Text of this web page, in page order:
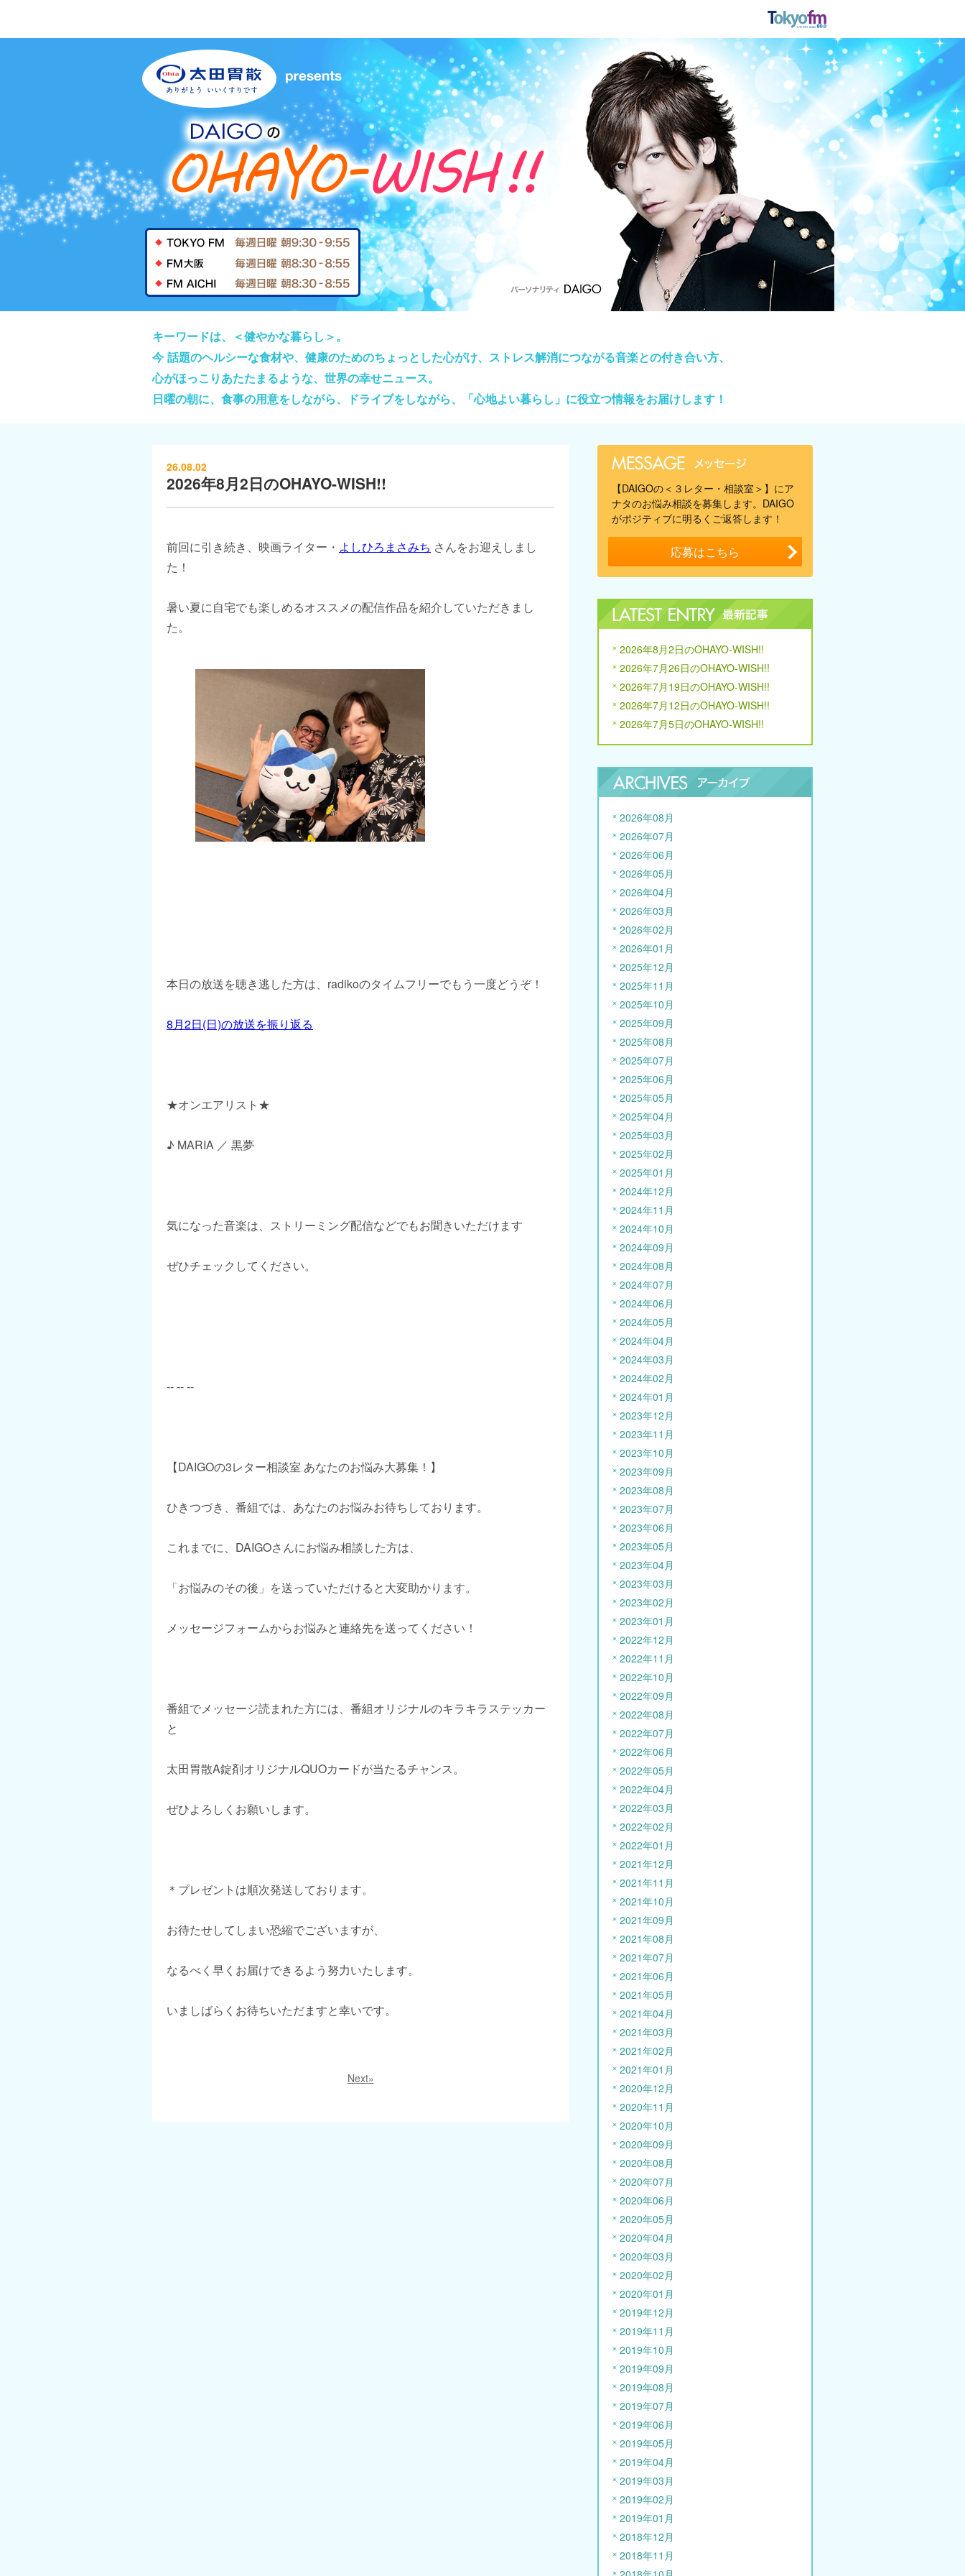
キーワードは、＜健やかな暮らし＞。
今 話題のヘルシーな食材や、健康のためのちょっとした心がけ、ストレス解消につながる音楽との付き合い方、
心がほっこりあたたまるような、世界の幸せニュース。
日曜の朝に、食事の用意をしながら、ドライブをしながら、「心地よい暮らし」に役立つ情報をお届けします！
26.08.02
2026年8月2日のOHAYO-WISH!!
前回に引き続き、映画ライター・ よしひろまさみち さんをお迎えしまし
た！
暑い夏に自宅でも楽しめるオススメの配信作品を紹介していただきまし
た。
本日の放送を聴き逃した方は、radikoのタイムフリーでもう一度どうぞ！
8月2日(日)の放送を振り返る
★オンエアリスト★
♪ MARIA ／ 黒夢
気になった音楽は、ストリーミング配信などでもお聞きいただけます
ぜひチェックしてください。
-- -- --
【DAIGOの3レター相談室 あなたのお悩み大募集！】
ひきつづき、番組では、あなたのお悩みお待ちしております。
これまでに、DAIGOさんにお悩み相談した方は、
「お悩みのその後」を送っていただけると大変助かります。
メッセージフォームからお悩みと連絡先を送ってください！
番組でメッセージ読まれた方には、番組オリジナルのキラキラステッカー
と
太田胃散A錠剤オリジナルQUOカードが当たるチャンス。
ぜひよろしくお願いします。
＊プレゼントは順次発送しております。
お待たせしてしまい恐縮でございますが、
なるべく早くお届けできるよう努力いたします。
いましばらくお待ちいただますと幸いです。
Next»
【DAIGOの＜３レター・相談室＞】にア
ナタのお悩み相談を募集します。DAIGO
がポジティブに明るくご返答します！
応募はこちら
2026年8月2日のOHAYO-WISH!!
2026年7月26日のOHAYO-WISH!!
2026年7月19日のOHAYO-WISH!!
2026年7月12日のOHAYO-WISH!!
2026年7月5日のOHAYO-WISH!!
2026年08月
2026年07月
2026年06月
2026年05月
2026年04月
2026年03月
2026年02月
2026年01月
2025年12月
2025年11月
2025年10月
2025年09月
2025年08月
2025年07月
2025年06月
2025年05月
2025年04月
2025年03月
2025年02月
2025年01月
2024年12月
2024年11月
2024年10月
2024年09月
2024年08月
2024年07月
2024年06月
2024年05月
2024年04月
2024年03月
2024年02月
2024年01月
2023年12月
2023年11月
2023年10月
2023年09月
2023年08月
2023年07月
2023年06月
2023年05月
2023年04月
2023年03月
2023年02月
2023年01月
2022年12月
2022年11月
2022年10月
2022年09月
2022年08月
2022年07月
2022年06月
2022年05月
2022年04月
2022年03月
2022年02月
2022年01月
2021年12月
2021年11月
2021年10月
2021年09月
2021年08月
2021年07月
2021年06月
2021年05月
2021年04月
2021年03月
2021年02月
2021年01月
2020年12月
2020年11月
2020年10月
2020年09月
2020年08月
2020年07月
2020年06月
2020年05月
2020年04月
2020年03月
2020年02月
2020年01月
2019年12月
2019年11月
2019年10月
2019年09月
2019年08月
2019年07月
2019年06月
2019年05月
2019年04月
2019年03月
2019年02月
2019年01月
2018年12月
2018年11月